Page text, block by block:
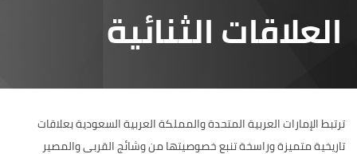
العلاقات الثنائية
ترتبط الإمارات العربية المتحدة والمملكة العربية السعودية بعلاقات
تاريخية متميزة وراسخة تنبع خصوصيتها من وشائج القربى والمصير